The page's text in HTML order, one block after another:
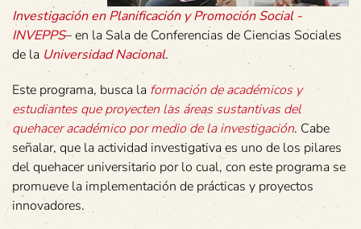
Investigación en Planificación y Promoción Social -
INVEPPS– en la Sala de Conferencias de Ciencias Sociales
de la Universidad Nacional.
Este programa, busca la formación de académicos y
estudiantes que proyecten las áreas sustantivas del
quehacer académico por medio de la investigación. Cabe
señalar, que la actividad investigativa es uno de los pilares
del quehacer universitario por lo cual, con este programa se
promueve la implementación de prácticas y proyectos
innovadores.